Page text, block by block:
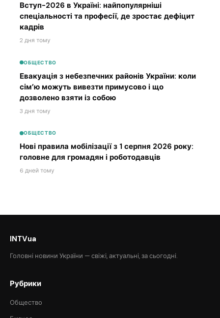
Вступ-2026 в Україні: найпопулярніші
спеціальності та професії, де зростає дефіцит
кадрів
2 дня тому
ОБЩЕСТВО
Евакуація з небезпечних районів України: коли
сім’ю можуть вивезти примусово і що
дозволено взяти із собою
3 дня тому
ОБЩЕСТВО
Нові правила мобілізації з 1 серпня 2026 року:
головне для громадян і роботодавців
6 дней тому
INTVua
Головні новини України — свіжі, актуальні, за сьогодні.
Рубрики
Общество